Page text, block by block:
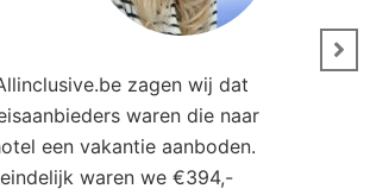
zagen wij dat
waren die naar
een vakantie aanboden.
waren we €394,-